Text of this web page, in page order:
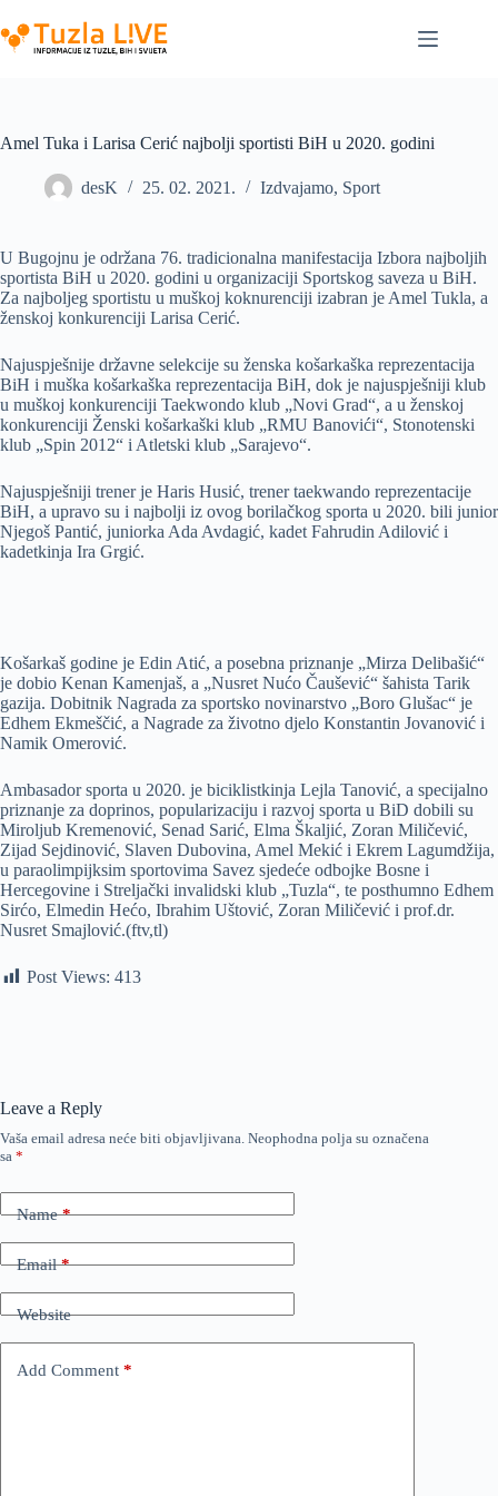
to
content
Amel Tuka i Larisa Cerić najbolji sportisti BiH u 2020. godini
desK 25. 02. 2021. Izdvajamo, Sport
U Bugojnu je održana 76. tradicionalna manifestacija Izbora najboljih
sportista BiH u 2020. godini u organizaciji Sportskog saveza u BiH.
Za najboljeg sportistu u muškoj koknurenciji izabran je Amel Tukla, a
ženskoj konkurenciji Larisa Cerić.
Najuspješnije državne selekcije su ženska košarkaška reprezentacija
BiH i muška košarkaška reprezentacija BiH, dok je najuspješniji klub
u muškoj konkurenciji Taekwondo klub „Novi Grad“, a u ženskoj
konkurenciji Ženski košarkaški klub „RMU Banovići“, Stonotenski
klub „Spin 2012“ i Atletski klub „Sarajevo“.
Najuspješniji trener je Haris Husić, trener taekwando reprezentacije
BiH, a upravo su i najbolji iz ovog borilačkog sporta u 2020. bili junior
Njegoš Pantić, juniorka Ada Avdagić, kadet Fahrudin Adilović i
kadetkinja Ira Grgić.
Košarkaš godine je Edin Atić, a posebna priznanje „Mirza Delibašić“
je dobio Kenan Kamenjaš, a „Nusret Nućo Čaušević“ šahista Tarik
gazija. Dobitnik Nagrada za sportsko novinarstvo „Boro Glušac“ je
Edhem Ekmeščić, a Nagrade za životno djelo Konstantin Jovanović i
Namik Omerović.
Ambasador sporta u 2020. je biciklistkinja Lejla Tanović, a specijalno
priznanje za doprinos, popularizaciju i razvoj sporta u BiD dobili su
Miroljub Kremenović, Senad Sarić, Elma Škaljić, Zoran Miličević,
Zijad Sejdinović, Slaven Dubovina, Amel Mekić i Ekrem Lagumdžija,
u paraolimpijksim sportovima Savez sjedeće odbojke Bosne i
Hercegovine i Streljački invalidski klub „Tuzla“, te posthumno Edhem
Sirćo, Elmedin Hećo, Ibrahim Uštović, Zoran Miličević i prof.dr.
Nusret Smajlović.(ftv,tl)
Post Views: 413
Leave a Reply
Vaša email adresa neće biti objavljivana. Neophodna polja su označena
sa *
Name*
Email*
Website
Add Comment *